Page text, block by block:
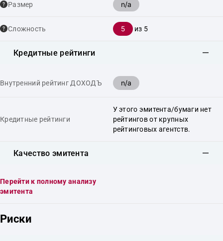
Размер n/a
Сложность 5 из 5
Кредитные рейтинги
Внутренний рейтинг ДОХОДЪ n/a
Кредитные рейтинги
У этого эмитента/бумаги нет
рейтингов от крупных
рейтинговых агентств.
Качество эмитента
Перейти к полному анализу
эмитента
Риски